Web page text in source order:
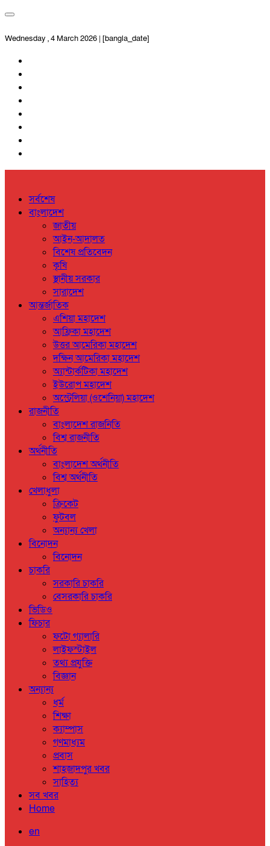
Wednesday , 4 March 2026 | [bangla_date]
সর্বশেষ
বাংলাদেশ
জাতীয়
আইন-আদালত
বিশেষ প্রতিবেদন
কৃষি
স্থানীয় সরকার
সারাদেশ
আন্তর্জাতিক
এশিয়া মহাদেশ
আফ্রিকা মহাদেশ
উত্তর আমেরিকা মহাদেশ
দক্ষিন আমেরিকা মহাদেশ
অ্যান্টার্কটিকা মহাদেশ
ইউরোপ মহাদেশ
অস্ট্রেলিয়া (ওশেনিয়া) মহাদেশ
রাজনীতি
বাংলাদেশ রাজনিতি
বিশ্ব রাজনীতি
অর্থনীতি
বাংলাদেশ অর্থনীতি
বিশ্ব অর্থনীতি
খেলাধুলা
ক্রিকেট
ফুটবল
অন্যান্য খেলা
বিনোদন
বিনোদন
চাকরি
সরকারি চাকরি
বেসরকারি চাকরি
ভিডিও
ফিচার
ফটো গ্যালারি
লাইফস্টাইল
তথ্য প্রযুক্তি
বিজ্ঞান
অন্যান্য
ধর্ম
শিক্ষা
ক্যাম্পাস
গণমাধ্যম
প্রবাস
শাহজাদপুর খবর
সাহিত্য
সব খবর
Home
en